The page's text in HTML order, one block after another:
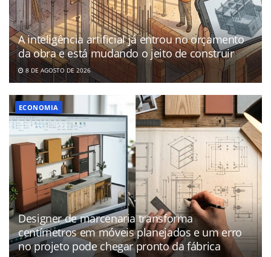
A inteligência artificial já entrou no orçamento
da obra e está mudando o jeito de construir
8 DE AGOSTO DE 2026
ECONOMIA
Designer de marcenaria transforma
centímetros em móveis planejados e um erro
no projeto pode chegar pronto da fábrica